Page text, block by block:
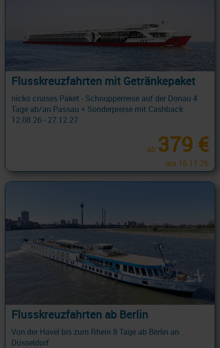
Flusskreuzfahrten mit Getränkepaket
nicko cruises Paket - Schnupperreise auf der Donau 4
Tage ab/an Passau + Sonderpreise mit Cashback
12.08.26 - 27.12.27
ab 379 €
am 16.11.26
Flusskreuzfahrten ab Berlin
Von der Havel bis zum Rhein 8 Tage ab Berlin an
Düsseldorf